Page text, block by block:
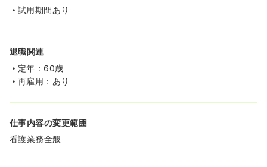
試用期間あり
退職関連
定年：60歳
再雇用：あり
仕事内容の変更範囲
看護業務全般